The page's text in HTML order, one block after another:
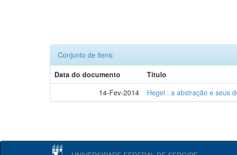
Conjunto de itens:
Data do documento
Título
14-Fev-2014
Hegel : a abstração e seus